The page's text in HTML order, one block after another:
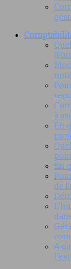
à
En
En
de
A